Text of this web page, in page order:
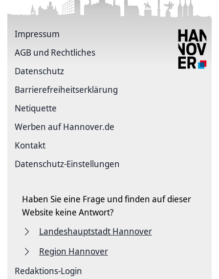
Impressum
AGB und Rechtliches
Datenschutz
Barriere­freiheits­erklärung
Netiquette
Werben auf Hannover.de
Kontakt
Datenschutz-Einstellungen
Haben Sie eine Frage und finden auf dieser
Website keine Antwort?
Landeshauptstadt Hannover
Region Hannover
Redaktions-Login